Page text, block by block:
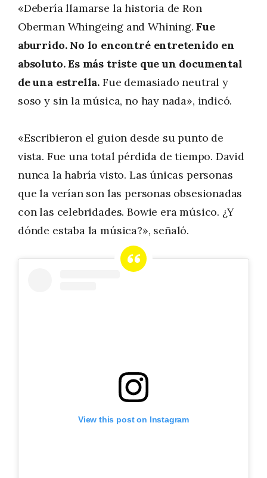
«Debería llamarse la historia de Ron
Oberman Whingeing and Whining.Fue
aburrido. No lo encontré entretenido en
absoluto. Es más triste que un documental
de una estrella. Fue demasiado neutral y
soso y sin la música, no hay nada», indicó.
«Escribieron el guion desde su punto de
vista. Fue una total pérdida de tiempo. David
nunca la habría visto. Las únicas personas
que la verían son las personas obsesionadas
con las celebridades. Bowie era músico. ¿Y
dónde estaba la música?», señaló.
View this post on Instagram